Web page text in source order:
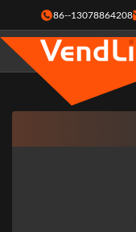
86--13078864208